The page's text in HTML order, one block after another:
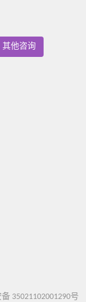
其他咨询
35021102001290号